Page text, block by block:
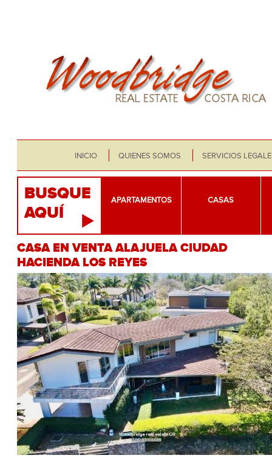
INICIO QUIENES SOMOS SERVICIOS
BUSQUE
AQUÍ
APARTAMENTOS CASAS
CASA EN VENTA ALAJUELA CIUDAD
HACIENDA LOS REYES